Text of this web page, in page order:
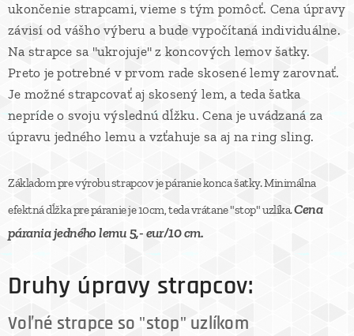
ukončenie strapcami, vieme s tým pomôcť. Cena úpravy
závisí od vášho výberu a bude vypočítaná individuálne.
Na strapce sa "ukrojuje" z koncových lemov šatky.
Preto je potrebné v prvom rade skosené lemy zarovnať.
Je možné strapcovať aj skosený lem, a teda šatka
nepríde o svoju výslednú dĺžku. Cena je uvádzaná za
úpravu jedného lemu a vzťahuje sa aj na ring sling.
Základompre výrobu strapcov je páranie konca šatky. Minimálna
efektná dĺžka pre páranie je 10cm, teda vrátane "stop" uzlíka.Cena
párania jedného lemu 5,- eur/10 cm.
Druhy úpravy strapcov:
Voľné strapce so "stop" uzlíkom